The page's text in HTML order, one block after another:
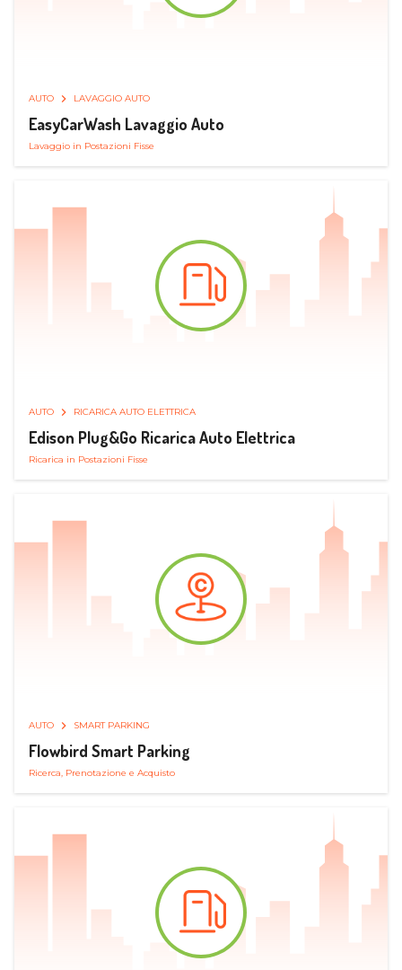
AUTO LAVAGGIO AUTO
EasyCarWash Lavaggio Auto
Lavaggio in Postazioni Fisse
AUTO RICARICA AUTO ELETTRICA
Edison Plug&Go Ricarica Auto Elettrica
Ricarica in Postazioni Fisse
AUTO SMART PARKING
Flowbird Smart Parking
Ricerca, Prenotazione e Acquisto